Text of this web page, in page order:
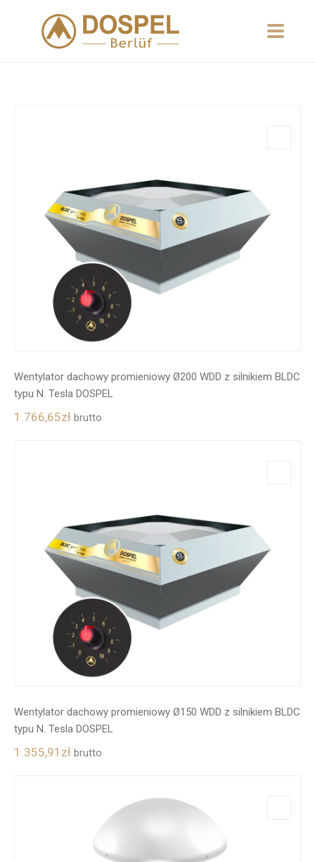
Wentylator dachowy promieniowy Ø200 WDD z silnikiem BLDC
typu N. Tesla DOSPEL
1.766,65zł brutto
Wentylator dachowy promieniowy Ø150 WDD z silnikiem BLDC
typu N. Tesla DOSPEL
1.355,91 zł brutto